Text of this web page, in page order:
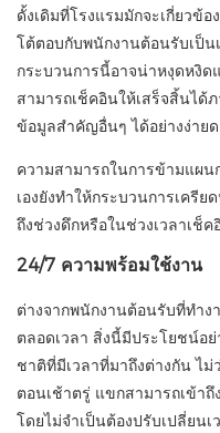
ดั้งเดิมที่โรงแรมมักจะเกี่ยวข้
โต้ตอบกับพนักงานต้อนรับเป็น
กระบวนการนี้อาจน่าหงุดหงิ
สามารถเช็คอินให้เสร็จสิ้นได้
ข้อมูลสำคัญอื่นๆ ได้อย่างง่าย
ความสามารถในการข้ามแผ
เองยังทำให้กระบวนการเครี
ถึงช่วงดึกหรือในช่วงเวลาเช็
24/7 ความพร้อมใช้งาน
ต่างจากพนักงานต้อนรับที่ทำง
ตลอดเวลา สิ่งนี้มีประโยชน์อ
ชาติที่มีเวลาที่มาถึงต่างกัน ไม่
ตอนเช้าตรู่ แขกสามารถเข้าถึ
โดยไม่จำเป็นต้องปรับเปลี่ยนเ